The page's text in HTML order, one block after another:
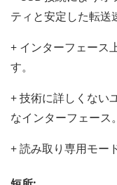
ティと安定した転送
+ インターフェース
す。
+ 技術に詳しくない
なインターフェース。
+ 読み取り専用モー